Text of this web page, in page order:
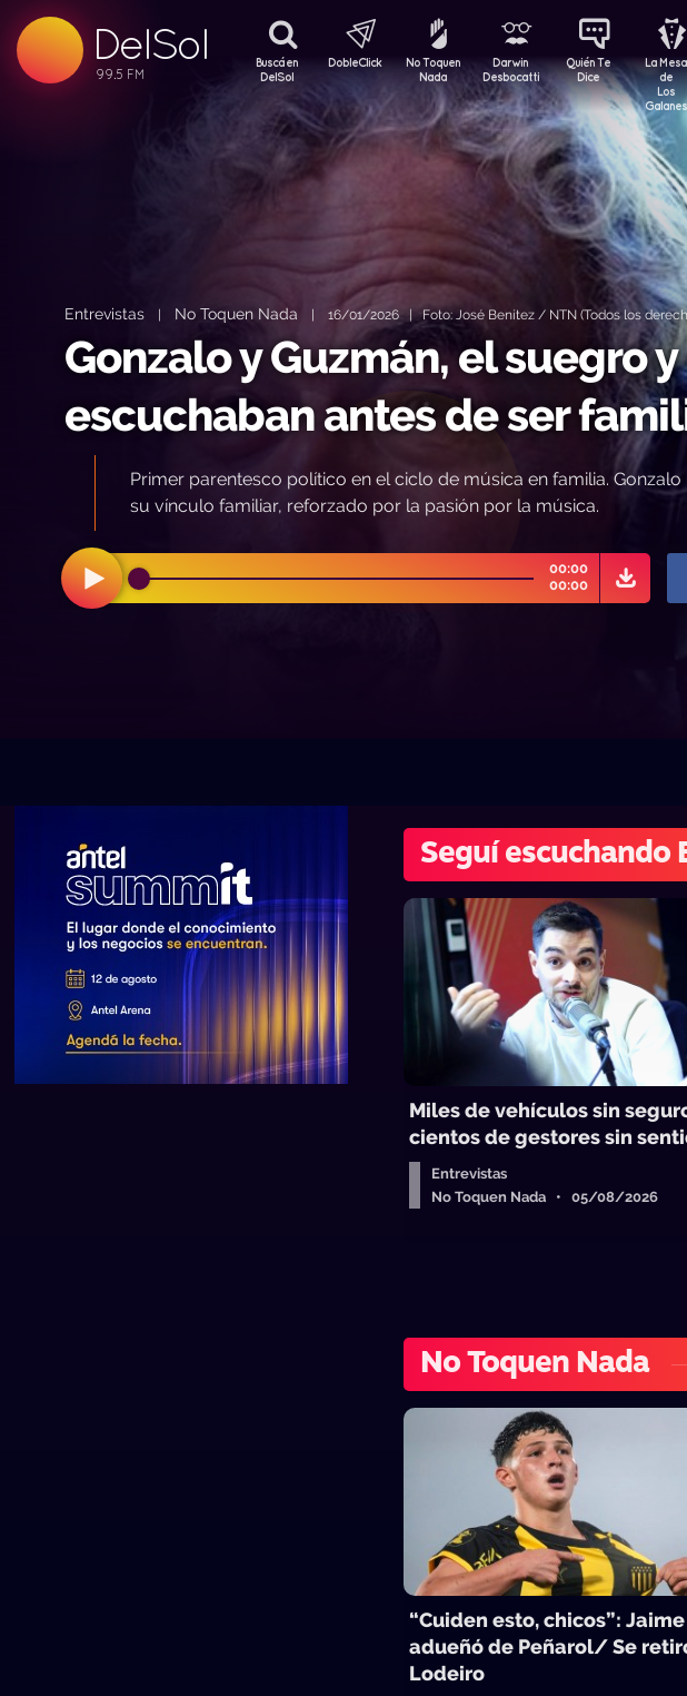
DelSol
99.5 FM
Buscá en
DelSol
DobleClick
No Toquen
Nada
Darwin
Desbocatti
Quién Te
Dice
La Mesa
de
Los
Galanes
Entrevistas| No Toquen Nada | 16/01/2026 | Foto: José Benítez / NTN (Todos los
Gonzalo y Guzmán, el suegro
escuchaban antes de ser
Primer parentesco político en el ciclo de música en familia.
su vínculo familiar, reforzado por la pasión por la música.
00:00
00:00
Seguí escuchando
Miles de vehículos sin
cientos de gestores sin
Entrevistas
No Toquen Nada • 05/08/2026
No Toquen Nada
“Cuiden esto, chicos”:
adueñó de Peñarol/ Se
Lodeiro